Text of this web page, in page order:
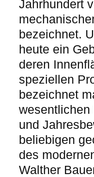
Jahrhundert
bezeichnet.
heute ein
deren
speziellen
bezeichnet
wesentlichen
und
beliebigen
des
Walther